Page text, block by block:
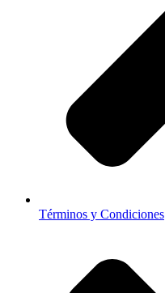
Términos y Condiciones